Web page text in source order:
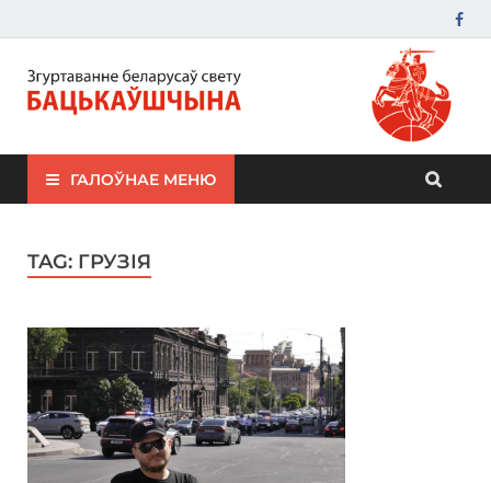
ЗБС "Бацькаўшчына"
ГАЛОЎНАЕ МЕНЮ
TAG: ГРУЗІЯ